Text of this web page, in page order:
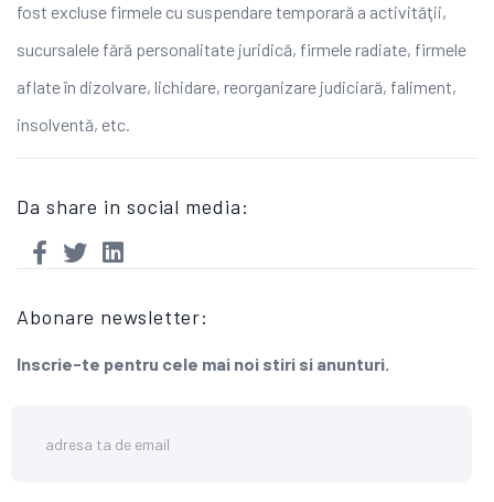
fost excluse firmele cu suspendare temporară a activităţii,
sucursalele fără personalitate juridică, firmele radiate, firmele
aflate în dizolvare, lichidare, reorganizare judiciară, faliment,
insolventă, etc.
Da share in social media:
Abonare newsletter:
Inscrie-te pentru cele mai noi stiri si anunturi.